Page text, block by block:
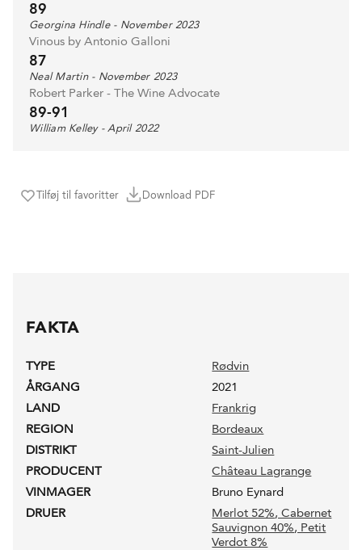
Tilføj til favoritter Download PDF
89
Georgina Hindle - November 2023
Vinous by Antonio Galloni
87
Neal Martin - November 2023
Robert Parker - The Wine Advocate
89-91
William Kelley - April 2022
FAKTA
TYPE
Rødvin
ÅRGANG
2021
LAND
Frankrig
REGION
Bordeaux
DISTRIKT
Saint-Julien
PRODUCENT
Château Lagrange
VINMAGER
Bruno Eynard
DRUER
Merlot 52%, Cabernet
Sauvignon 40%, Petit
Verdot 8%